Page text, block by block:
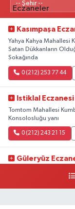
Kasımpaşa
Yahya Kahya Mahallesi
Satan Dükkanların
Sokağında
0 (212) 253 77 44
Istiklal Eczanesi
Tomtom Mahallesi
Konsolosluğu yanı
0 (212) 243 21 15
Güleryüz
kalaycıbahçe Meydana